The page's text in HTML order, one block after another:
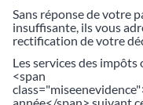
Sans réponse de votre
insuffisante, ils vous
rectification de votre
Les services des
<span